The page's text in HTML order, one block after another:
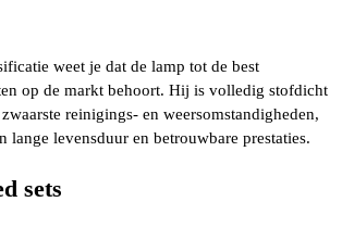
weet je dat de lamp tot de best
op de markt behoort. Hij is volledig stofdicht
reinigings- en weersomstandigheden,
lange levensduur en betrouwbare prestaties.
sets